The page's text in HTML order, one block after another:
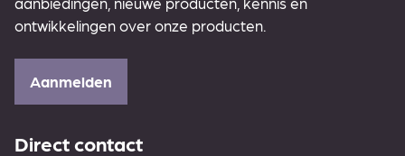
ontwikkelingen over onze producten.
Aanmelden
Direct contact